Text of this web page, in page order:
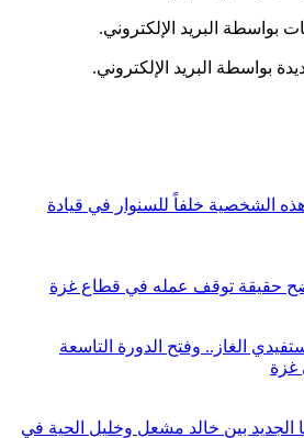
بواسطة البريد الإلكتروني.
بواسطة البريد الإلكتروني.
الشخصية خلفاً للسنوار في قيادة
حقيقة توقف عمله في قطاع غزة
الغاز.. وفتح الدورة التاسعة
غزة
الجديد بين خالد مشعل وخليل الحية في